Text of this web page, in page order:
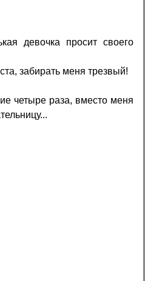
девочка просит своего
забирать меня трезвый!
четыре раза, вместо меня